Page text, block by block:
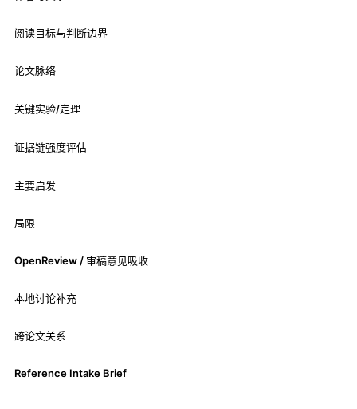
阅读目标与判断边界
论文脉络
关键实验/定理
证据链强度评估
主要启发
局限
OpenReview / 审稿意见吸收
本地讨论补充
跨论文关系
Reference Intake Brief